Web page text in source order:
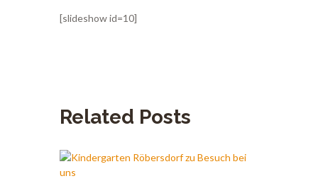
[slideshow id=10]
Related Posts